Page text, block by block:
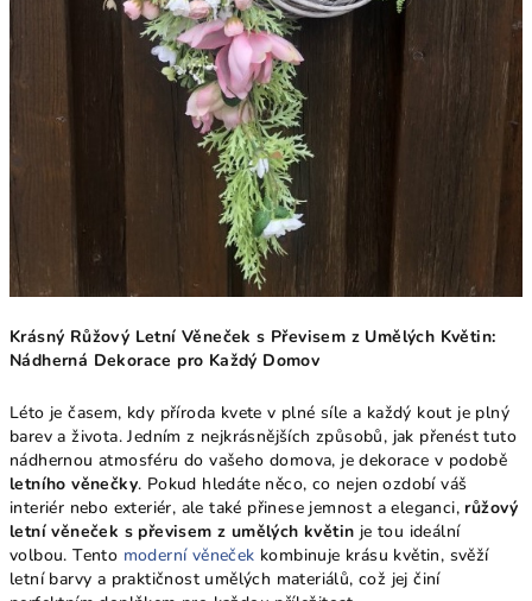
Krásný Růžový Letní Věneček s Převisem z Umělých Květin:
Nádherná Dekorace pro Každý Domov
Léto je časem, kdy příroda kvete v plné síle a každý kout je plný
barev a života. Jedním z nejkrásnějších způsobů, jak přenést tuto
nádhernou atmosféru do vašeho domova, je dekorace v podobě
letního věnečky. Pokud hledáte něco, co nejen ozdobí váš
interiér nebo exteriér, ale také přinese jemnost a eleganci, růžový
letní věneček s převisem z umělých květin je tou ideální
volbou. Tento moderní věneček kombinuje krásu květin, svěží
letní barvy a praktičnost umělých materiálů, což jej činí